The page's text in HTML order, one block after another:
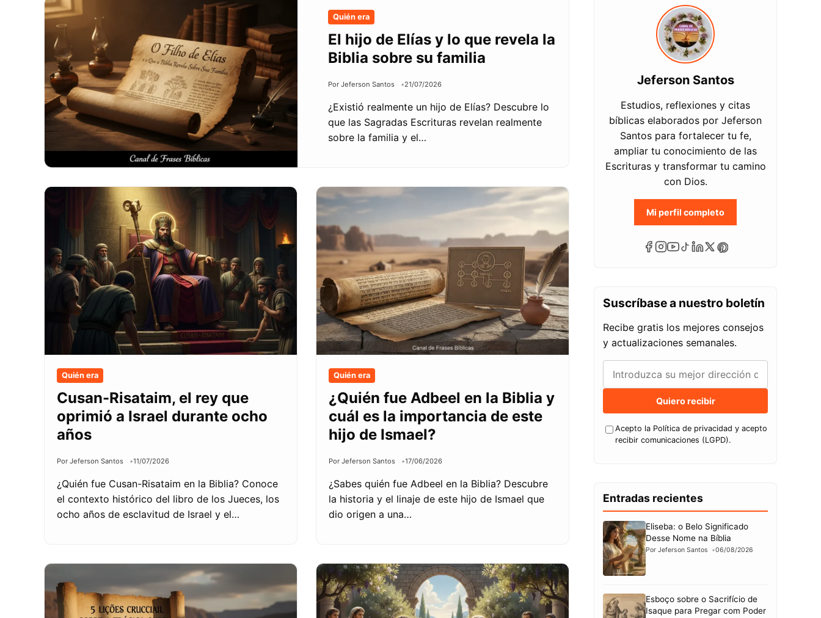
Quién era
El hijo de Elías y lo que revela la
Biblia sobre su familia
Por Jeferson Santos 21/07/2026
¿Existió realmente un hijo de Elías? Descubre lo
que las Sagradas Escrituras revelan realmente
sobre la familia y el…
Quién era
Cusan-Risataim, el rey que
oprimió a Israel durante ocho
años
Por Jeferson Santos 11/07/2026
¿Quién fue Cusan-Risataim en la Biblia? Conoce
el contexto histórico del libro de los Jueces, los
ocho años de esclavitud de Israel y el…
Quién era
¿Quién fue Adbeel en la Biblia y
cuál es la importancia de este
hijo de Ismael?
Por Jeferson Santos 17/06/2026
¿Sabes quién fue Adbeel en la Biblia? Descubre
la historia y el linaje de este hijo de Ismael que
dio origen a una…
Jeferson Santos
Estudios, reflexiones y citas
bíblicas elaborados por Jeferson
Santos para fortalecer tu fe,
ampliar tu conocimiento de las
Escrituras y transformar tu camino
con Dios.
Mi perfil completo
Suscríbase a nuestro boletín
Recibe gratis los mejores consejos
y actualizaciones semanales.
Quiero recibir
Acepto la Política de privacidad y acepto
recibir comunicaciones (LGPD).
Entradas recientes
Eliseba: o Belo Significado
Desse Nome na Bíblia
Por Jeferson Santos 06/08/2026
Esboço sobre o Sacrifício de
Isaque para Pregar com Poder